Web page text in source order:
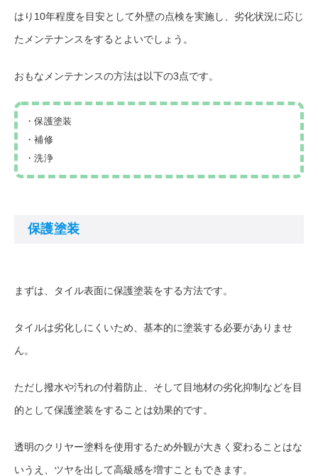
はり10年程度を目安として外壁の点検を実施し、劣化状況に応じ
たメンテナンスをするとよいでしょう。
おもなメンテナンスの方法は以下の3点です。
・保護塗装
・補修
・洗浄
保護塗装
まずは、タイル表面に保護塗装をする方法です。
タイルは劣化しにくいため、基本的に塗装する必要がありませ
ん。
ただし撥水や汚れの付着防止、そして目地材の劣化抑制などを目
的として保護塗装をすることは効果的です。
透明のクリヤー塗料を使用するため外観が大きく変わることはな
いうえ、ツヤを出して高級感を増すこともできます。